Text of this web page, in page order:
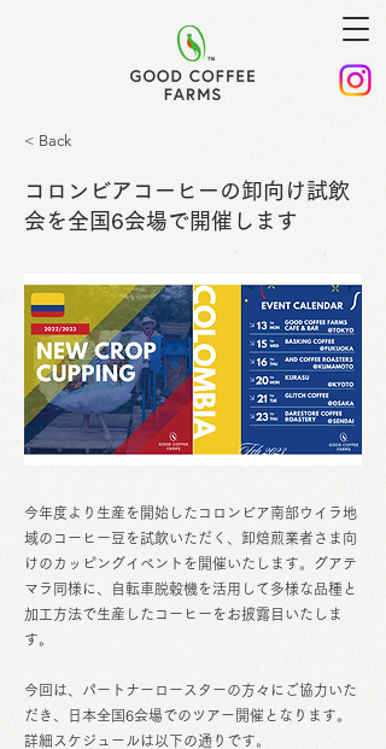
< Back
コロンビアコーヒーの卸向け試飲
会を全国6会場で開催します
今年度より生産を開始したコロンビア南部ウイラ地
域のコーヒー豆を試飲いただく、卸焙煎業者さま向
けのカッピングイベントを開催いたします。グアテ
マラ同様に、自転車脱穀機を活用して多様な品種と
加工方法で生産したコーヒーをお披露目いたしま
す。
今回は、パートナーロースターの方々にご協力いた
だき、日本全国6会場でのツアー開催となります。
詳細スケジュールは以下の通りです。